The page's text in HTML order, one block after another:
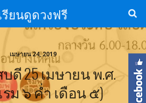
รียนดูดวงฟรี
เมษายน 24, 2019
ดี 25 เมษายน พ.ศ.
รม ๖ ค่ำ เดือน ๕)